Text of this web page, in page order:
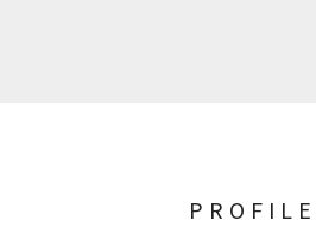
PROFILE